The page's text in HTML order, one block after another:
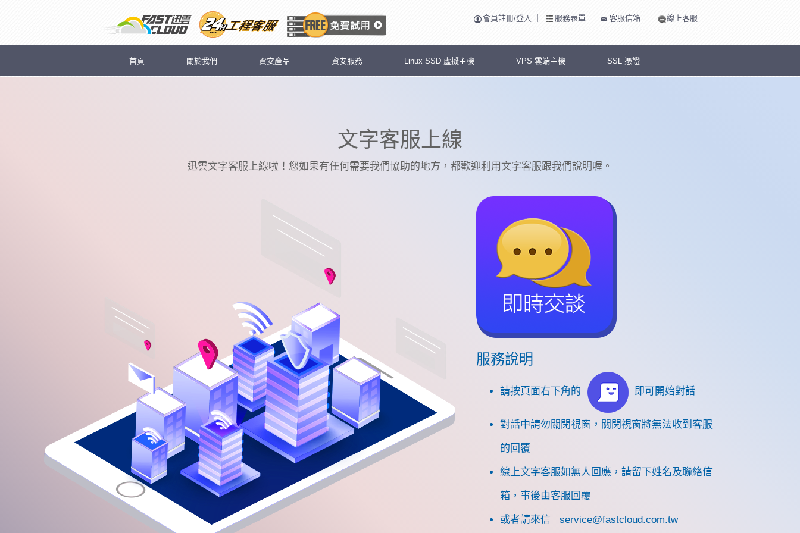
會員註冊/登入 服務表單 客服信箱 線上客服
首頁 關於我們 資安產品 資安服務 Linux SSD 虛擬主機 VPS 雲端主機 SSL 憑證
文字客服上線
迅雲文字客服上線啦！您如果有任何需要我們協助的地方，都歡迎利用文字客服跟我們說明喔。
服務說明
請按頁面右下角的 即可開始對話
對話中請勿關閉視窗，關閉視窗將無法收到客服
的回覆
線上文字客服如無人回應，請留下姓名及聯絡信
箱，事後由客服回覆
或者請來信 service@fastcloud.com.tw